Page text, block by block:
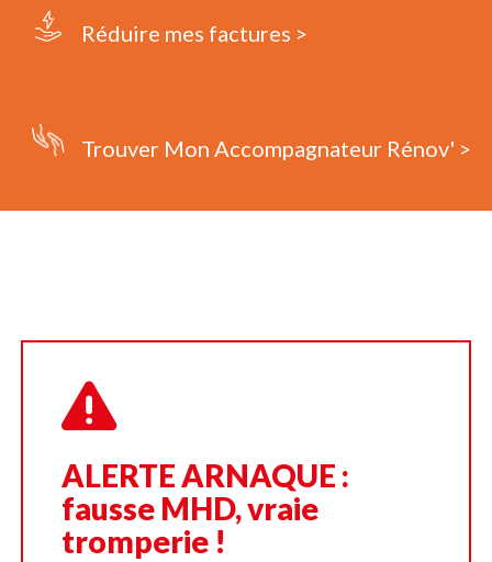
Réduire mes factures >
Trouver Mon Accompagnateur Rénov' >
ALERTE ARNAQUE :
fausse MHD, vraie
tromperie !